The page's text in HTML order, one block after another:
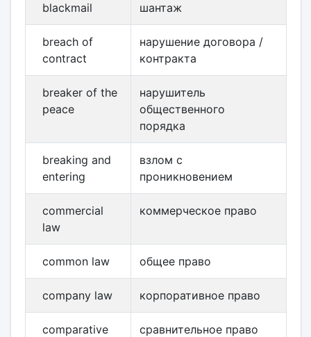
blackmail шантаж
breach of
contract
нарушение договора /
контракта
breaker of the
peace
нарушитель
общественного
порядка
breaking and
entering
взлом с
проникновением
commercial
law
коммерческое право
common law общее право
company law корпоративное право
comparative
сравнительное право